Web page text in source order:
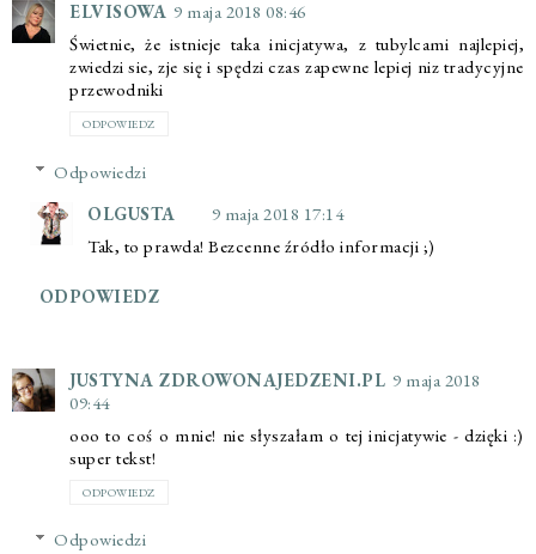
ELVISOWA 9 maja 2018 08:46
Świetnie, że istnieje taka inicjatywa, z tubylcami najlepiej,
zwiedzi sie, zje się i spędzi czas zapewne lepiej niz tradycyjne
przewodniki
ODPOWIEDZ
Odpowiedzi
OLGUSTA
9 maja 2018 17:14
Tak, to prawda! Bezcenne źródło informacji ;)
ODPOWIEDZ
JUSTYNA ZDROWONAJEDZENI.PL 9 maja 2018
09:44
ooo to coś o mnie! nie słyszałam o tej inicjatywie - dzięki :)
super tekst!
ODPOWIEDZ
Odpowiedzi